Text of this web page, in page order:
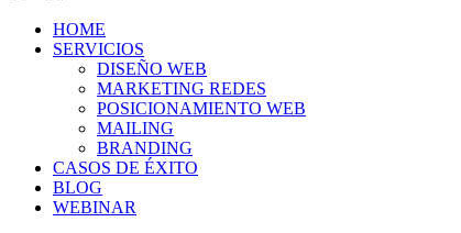
HOME
SERVICIOS
DISEÑO WEB
MARKETING REDES
POSICIONAMIENTO WEB
MAILING
BRANDING
CASOS DE ÉXITO
BLOG
WEBINAR